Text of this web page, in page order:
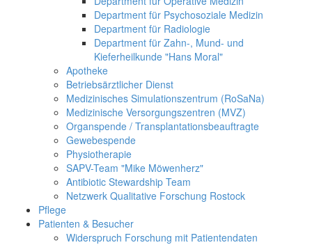
Department für Psychosoziale Medizin
Department für Radiologie
Department für Zahn-, Mund- und
Kieferheilkunde "Hans Moral"
Apotheke
Betriebsärztlicher Dienst
Medizinisches Simulationszentrum (RoSaNa)
Medizinische Versorgungszentren (MVZ)
Organspende / Transplantationsbeauftragte
Gewebespende
Physiotherapie
SAPV-Team "Mike Möwenherz"
Antibiotic Stewardship Team
Netzwerk Qualitative Forschung Rostock
Pflege
Patienten & Besucher
Widerspruch Forschung mit Patientendaten